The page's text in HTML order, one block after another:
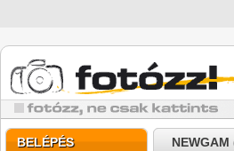
BELÉPÉS NEWGAM